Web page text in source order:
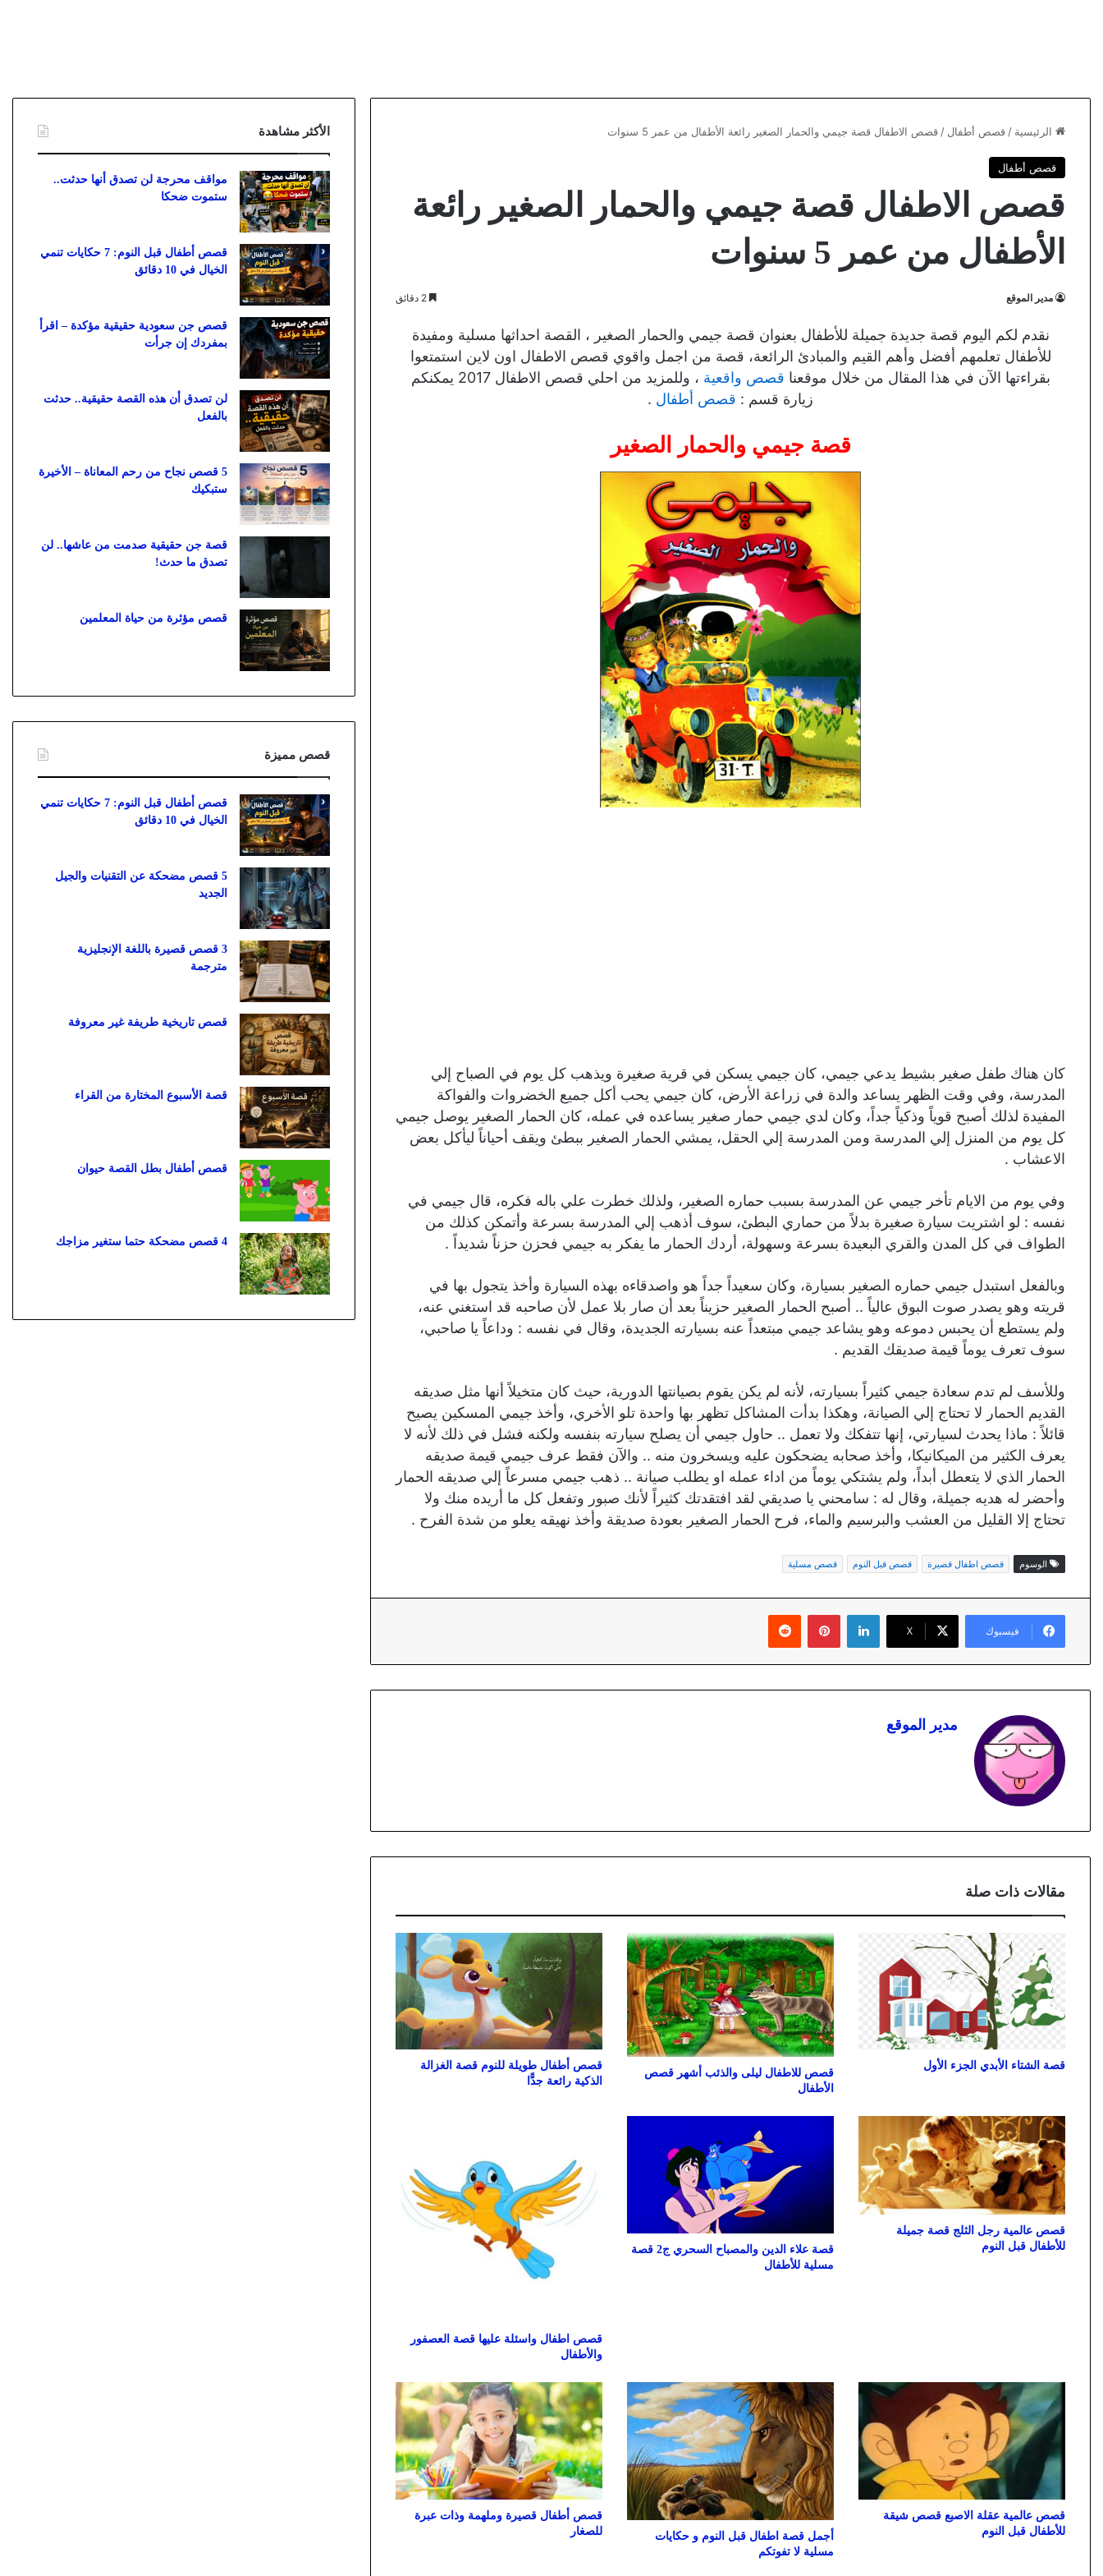
الرئيسية / قصص أطفال / قصص الاطفال قصة جيمي والحمار الصغير رائعة الأطفال من عمر 5 سنوات
قصص أطفال
قصص الاطفال قصة جيمي والحمار الصغير رائعة
الأطفال من عمر 5 سنوات
مدير الموقع
نقدم لكم اليوم قصة جديدة جميلة للأطفال بعنوان قصة جيمي والحمار الصغير ، القصة احداثها مسلية ومفيدة
للأطفال تعلمهم أفضل وأهم القيم والمبادئ الرائعة، قصة من اجمل واقوي قصص الاطفال اون لاين استمتعوا
بقراءتها الآن في هذا المقال من خلال موقعنا قصص واقعية
، وللمزيد من احلي قصص الاطفال 2017 يمكنكم
زيارة قسم : قصص أطفال .
قصة جيمي والحمار الصغير
كان هناك طفل صغير بشيط يدعي جيمي، كان جيمي يسكن في قرية صغيرة ويذهب كل يوم في الصباح إلي
المدرسة، وفي وقت الظهر يساعد والدة في زراعة الأرض، كان جيمي يحب أكل جميع الخضروات والفواكة
المفيدة لذلك أصبح قوياً وذكياً جداً، وكان لدي جيمي حمار صغير يساعده في عمله، كان الحمار الصغير يوصل جيمي
كل يوم من المنزل إلي المدرسة ومن المدرسة إلي الحقل، يمشي الحمار الصغير ببطئ ويقف أحياناً ليأكل بعض
الاعشاب .
وفي يوم من الايام تأخر جيمي عن المدرسة بسبب حماره الصغير، ولذلك خطرت علي باله فكره، قال جيمي في
نفسه : لو اشتريت سيارة صغيرة بدلاً من حماري البطئ، سوف أذهب إلي المدرسة بسرعة وأتمكن كذلك من
الطواف في كل المدن والقري البعيدة بسرعة وسهولة، أردك الحمار ما يفكر به جيمي فحزن حزناً شديداً .
وبالفعل استبدل جيمي حماره الصغير بسيارة، وكان سعيداً جداً هو واصدقاءه بهذه السيارة وأخذ يتجول بها في
قريته وهو يصدر صوت البوق عالياً .. أصبح الحمار الصغير حزيناً بعد أن صار بلا عمل لأن صاحبه قد استغني عنه،
ولم يستطع أن يحبس دموعه وهو يشاعد جيمي مبتعداً عنه بسيارته الجديدة، وقال في نفسه : وداعاً يا صاحبي،
سوف تعرف يوماً قيمة صديقك القديم .
وللأسف لم تدم سعادة جيمي كثيراً بسيارته، لأنه لم يكن يقوم بصيانتها الدورية، حيث كان متخيلاً أنها مثل صديقه
القديم الحمار لا تحتاج إلي الصيانة، وهكذا بدأت المشاكل تظهر بها واحدة تلو الأخري، وأخذ جيمي المسكين يصيح
قائلاً : ماذا يحدث لسيارتي، إنها تتفكك ولا تعمل .. حاول جيمي أن يصلح سيارته بنفسه ولكنه فشل في ذلك لأنه لا
يعرف الكثير من الميكانيكا، وأخذ صحابه يضحكون عليه ويسخرون منه .. والآن فقط عرف جيمي قيمة صديقه
الحمار الذي لا يتعطل أبداً، ولم يشتكي يوماً من اداء عمله او يطلب صيانة .. ذهب جيمي مسرعاً إلي صديقه الحمار
وأحضر له هديه جميلة، وقال له : سامحني يا صديقي لقد افتقدتك كثيراً لأنك صبور وتفعل كل ما أريده منك ولا
تحتاج إلا القليل من العشب والبرسيم والماء، فرح الحمار الصغير بعودة صديقة وأخذ نهيقه يعلو من شدة الفرح .
الوسوم قصص اطفال قصيرة قصص قبل النوم قصص مسلية
فيسبوك X
لينكدإن بينتيريست
مدير الموقع
مقالات ذات صلة
قصة الشتاء الأبدي الجزء الأول
قصص للاطفال ليلى والذئب أشهر قصص
الأطفال
قصص أطفال طويلة للنوم قصة الغزالة
الذكية رائعة جدًّا
قصص عالمية رجل الثلج قصة جميلة
للأطفال قبل النوم
قصة علاء الدين والمصباح السحري ج2 قصة
مسلية للأطفال
قصص اطفال واسئلة عليها قصة العصفور
والأطفال
قصص عالمية عقلة الاصبع قصص شيقة
للأطفال قبل النوم
أجمل قصة اطفال قبل النوم و حكايات
مسلية لا تفوتكم
قصص أطفال قصيرة وملهمة وذات عبرة
للصغار
الأكثر مشاهدة
مواقف محرجة لن تصدق أنها حدثت..
ستموت ضحكا
قصص أطفال قبل النوم: 7 حكايات تنمي
الخيال في 10 دقائق
قصص جن سعودية حقيقية مؤكدة – اقرأ
بمفردك إن جرأت
لن تصدق أن هذه القصة حقيقية.. حدثت
بالفعل
5 قصص نجاح من رحم المعاناة – الأخيرة
ستبكيك
قصة جن حقيقية صدمت من عاشها.. لن
تصدق ما حدث!
قصص مؤثرة من حياة المعلمين
قصص مميزة
قصص أطفال قبل النوم: 7 حكايات تنمي
الخيال في 10 دقائق
5 قصص مضحكة عن التقنيات والجيل
الجديد
3 قصص قصيرة باللغة الإنجليزية
مترجمة
قصص تاريخية طريفة غير معروفة
قصة الأسبوع المختارة من القراء
قصص أطفال بطل القصة حيوان
4 قصص مضحكة حتما ستغير مزاجك